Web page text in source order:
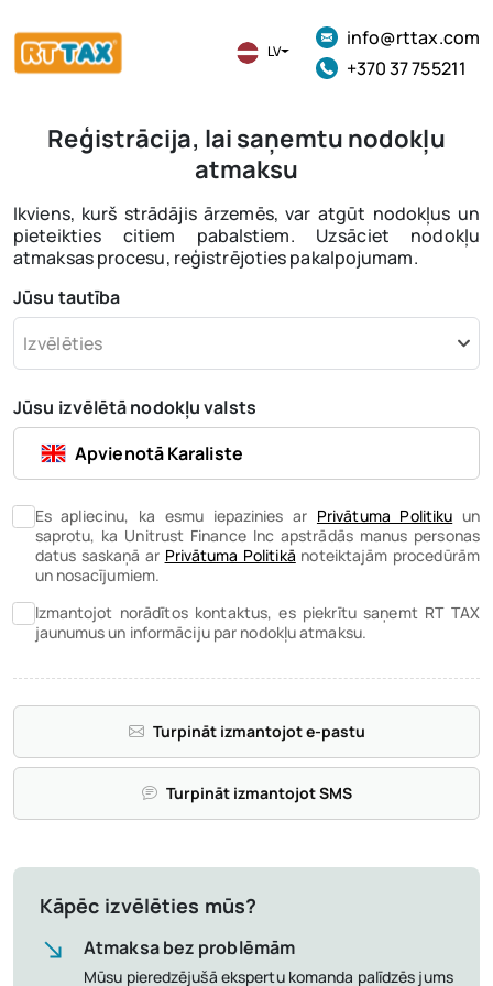
LV
info@rttax.com
+370 37 755211
Reģistrācija, lai saņemtu nodokļu
atmaksu
Ikviens, kurš strādājis ārzemēs, var atgūt nodokļus un
pieteikties citiem pabalstiem. Uzsāciet nodokļu
atmaksas procesu, reģistrējoties pakalpojumam.
Jūsu tautība
Izvēlēties
Jūsu izvēlētā nodokļu valsts
Apvienotā Karaliste
Es apliecinu, ka esmu iepazinies ar Privātuma Politiku un
saprotu, ka Unitrust Finance Inc apstrādās manus personas
datus saskaņā ar Privātuma Politikā noteiktajām procedūrām
un nosacījumiem.
Izmantojot norādītos kontaktus, es piekrītu saņemt RT TAX
jaunumus un informāciju par nodokļu atmaksu.
Turpināt izmantojot e-pastu
Turpināt izmantojot SMS
Kāpēc izvēlēties mūs?
Atmaksa bez problēmām
Mūsu pieredzējušā ekspertu komanda palīdzēs jums